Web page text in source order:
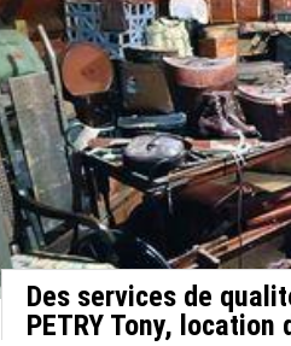
Des services de
PETRY Tony, location